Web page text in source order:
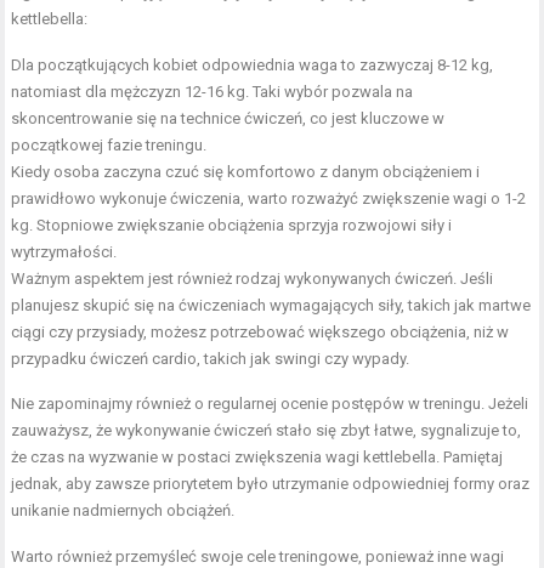
kettlebella:
Dla początkujących kobiet odpowiednia waga to zazwyczaj 8-12 kg,
natomiast dla mężczyzn 12-16 kg. Taki wybór pozwala na
skoncentrowanie się na technice ćwiczeń, co jest kluczowe w
początkowej fazie treningu.
Kiedy osoba zaczyna czuć się komfortowo z danym obciążeniem i
prawidłowo wykonuje ćwiczenia, warto rozważyć zwiększenie wagi o 1-2
kg. Stopniowe zwiększanie obciążenia sprzyja rozwojowi siły i
wytrzymałości.
Ważnym aspektem jest również rodzaj wykonywanych ćwiczeń. Jeśli
planujesz skupić się na ćwiczeniach wymagających siły, takich jak martwe
ciągi czy przysiady, możesz potrzebować większego obciążenia, niż w
przypadku ćwiczeń cardio, takich jak swingi czy wypady.
Nie zapominajmy również o regularnej ocenie postępów w treningu. Jeżeli
zauważysz, że wykonywanie ćwiczeń stało się zbyt łatwe, sygnalizuje to,
że czas na wyzwanie w postaci zwiększenia wagi kettlebella. Pamiętaj
jednak, aby zawsze priorytetem było utrzymanie odpowiedniej formy oraz
unikanie nadmiernych obciążeń.
Warto również przemyśleć swoje cele treningowe, ponieważ inne wagi